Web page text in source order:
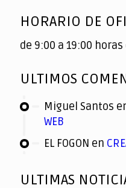
HORARIO DE
de 9:00 a 19:00
ULTIMOS
Miguel Santos
WEB
EL FOGON en
ULTIMAS